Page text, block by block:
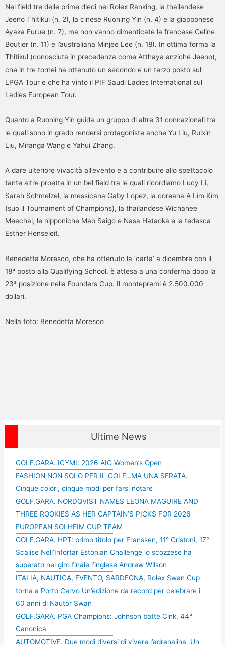
Nel field tre delle prime dieci nel Rolex Ranking, la thailandese
Jeeno Thitikul (n. 2), la cinese Ruoning Yin (n. 4) e la giapponese
Ayaka Furue (n. 7), ma non vanno dimenticate la francese Celine
Boutier (n. 11) e l’australiana Minjee Lee (n. 18). In ottima forma la
Thitikul (conosciuta in precedenza come Atthaya anziché Jeeno),
che in tre tornei ha ottenuto un secondo e un terzo posto sul
LPGA Tour e che ha vinto il PIF Saudi Ladies International sul
Ladies European Tour.
Quanto a Ruoning Yin guida un gruppo di altre 31 connazionali tra
le quali sono in grado rendersi protagoniste anche Yu Liu, Ruixin
Liu, Miranga Wang e Yahui Zhang.
A dare ulteriore vivacità all’evento e a contribuire allo spettacolo
tante altre proette in un bel field tra le quali ricordiamo Lucy Li,
Sarah Schmelzel, la messicana Gaby Lopez, la coreana A Lim Kim
(suo il Tournament of Champions), la thailandese Wichanee
Meechai, le nipponiche Mao Saigo e Nasa Hataoka e la tedesca
Esther Henseleit.
Benedetta Moresco, che ha ottenuto la ‘carta’ a dicembre con il
18° posto alla Qualifying School, è attesa a una conferma dopo la
23ª posizione nella Founders Cup. Il montepremi è 2.500.000
dollari.
Nella foto: Benedetta Moresco
Ultime News
GOLF,GARA. ICYMI: 2026 AIG Women’s Open
FASHION NON SOLO PER IL GOLF…MA UNA SERATA.
Cinque colori, cinque modi per farsi notare
GOLF,GARA. NORDQVIST NAMES LEONA MAGUIRE AND
THREE ROOKIES AS HER CAPTAIN’S PICKS FOR 2026
EUROPEAN SOLHEIM CUP TEAM
GOLF,GARA. HPT: primo titolo per Franssen, 11° Cristoni, 17°
Scalise Nell’Infortar Estonian Challenge lo scozzese ha
superato nel giro finale l’inglese Andrew Wilson
ITALIA, NAUTICA, EVENTO, SARDEGNA, Rolex Swan Cup
torna a Porto Cervo Un’edizione da record per celebrare i
60 anni di Nautor Swan
GOLF,GARA. PGA Champions: Johnson batte Cink, 44°
Canonica
AUTOMOTIVE. Due modi diversi di vivere l’adrenalina. Un